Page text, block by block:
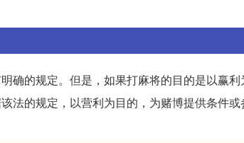
确的规定。但是，如果打麻将的目的是以赢
法的规定，以营利为目的，为赌博提供条件